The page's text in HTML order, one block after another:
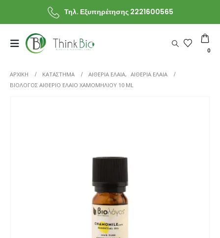
Τηλ. Εξυπηρέτησης 2221600565
0
ΑΡΧΙΚΗ ΚΑΤΆΣΤΗΜΑ ΑΙΘΕΡΙΑ ΕΛΑΙΑ, ΑΙΘΕΡΙΑ ΕΛΑΙΑ
ΒΙΟΛΌΓΟΣ ΑΙΘΈΡΙΟ ΈΛΑΙΟ ΧΑΜΟΜΗΛΙΟΥ 10 ML